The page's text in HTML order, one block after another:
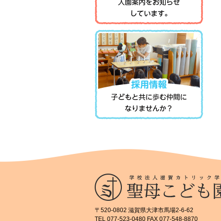
〒520-0802 滋賀県大津市馬場2-6-62
TEL 077-523-0480 FAX 077-548-8870